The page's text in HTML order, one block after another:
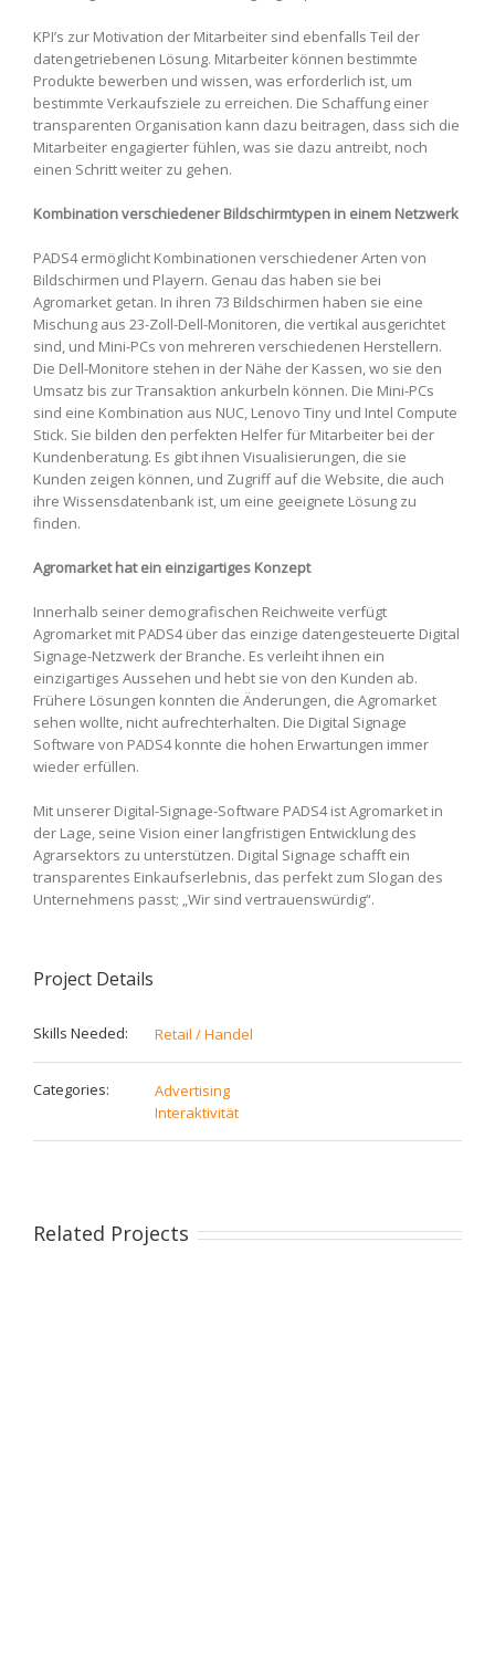
KPI’s zur Motivation der Mitarbeiter sind ebenfalls Teil der
datengetriebenen Lösung. Mitarbeiter können bestimmte
Produkte bewerben und wissen, was erforderlich ist, um
bestimmte Verkaufsziele zu erreichen. Die Schaffung einer
transparenten Organisation kann dazu beitragen, dass sich die
Mitarbeiter engagierter fühlen, was sie dazu antreibt, noch
einen Schritt weiter zu gehen.
Kombination verschiedener Bildschirmtypen in einem Netzwerk
PADS4 ermöglicht Kombinationen verschiedener Arten von
Bildschirmen und Playern. Genau das haben sie bei
Agromarket getan. In ihren 73 Bildschirmen haben sie eine
Mischung aus 23-Zoll-Dell-Monitoren, die vertikal ausgerichtet
sind, und Mini-PCs von mehreren verschiedenen Herstellern.
Die Dell-Monitore stehen in der Nähe der Kassen, wo sie den
Umsatz bis zur Transaktion ankurbeln können. Die Mini-PCs
sind eine Kombination aus NUC, Lenovo Tiny und Intel Compute
Stick. Sie bilden den perfekten Helfer für Mitarbeiter bei der
Kundenberatung. Es gibt ihnen Visualisierungen, die sie
Kunden zeigen können, und Zugriff auf die Website, die auch
ihre Wissensdatenbank ist, um eine geeignete Lösung zu
finden.
Agromarket hat ein einzigartiges Konzept
Innerhalb seiner demografischen Reichweite verfügt
Agromarket mit PADS4 über das einzige datengesteuerte Digital
Signage-Netzwerk der Branche. Es verleiht ihnen ein
einzigartiges Aussehen und hebt sie von den Kunden ab.
Frühere Lösungen konnten die Änderungen, die Agromarket
sehen wollte, nicht aufrechterhalten. Die Digital Signage
Software von PADS4 konnte die hohen Erwartungen immer
wieder erfüllen.
Mit unserer Digital-Signage-Software PADS4 ist Agromarket in
der Lage, seine Vision einer langfristigen Entwicklung des
Agrarsektors zu unterstützen. Digital Signage schafft ein
transparentes Einkaufserlebnis, das perfekt zum Slogan des
Unternehmens passt; „Wir sind vertrauenswürdig“.
Project Details
Skills Needed: Retail / Handel
Categories:
Advertising
Interaktivität
Related Projects